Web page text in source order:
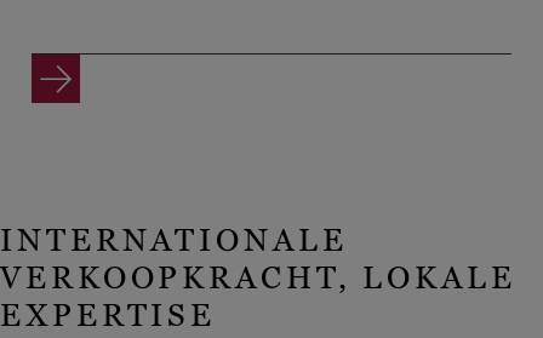
INTERNATIONALE
VERKOOPKRACHT, LOKALE
EXPERTISE